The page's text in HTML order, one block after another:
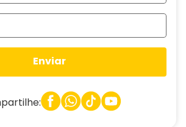
Enviar